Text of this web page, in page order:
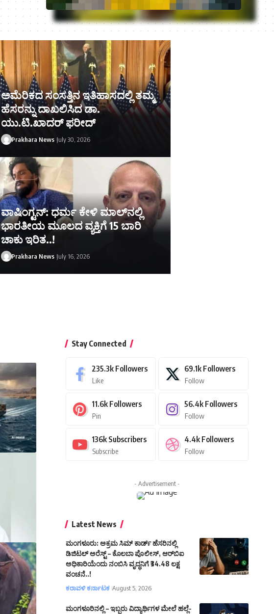
Prakhara News
ಅಮೆರಿಕದ ಸಂಸತ್ತಿನ ಇತಿಹಾಸದಲ್ಲಿ ತಮ್ಮ
ಹೆಸರನ್ನು ದಾಖಲಿಸಿದ ಡಾ.
ಯು.ಟಿ.ಖಾದರ್ ಫರೀದ್
Prakhara News July 30, 2026
ವಾಷಿಂಗ್ಟನ್: ಧರ್ಮ ಕೇಳಿ ಮಾಲ್‌ನಲ್ಲಿ
ಭಾರತೀಯ ಮೂಲದ ವ್ಯಕ್ತಿಗೆ 15 ಬಾರಿ
ಚಾಕು ಇರಿತ..!
Prakhara News July 16, 2026
Stay Connected
235.3k Followers
Like
69.1k Followers
Follow
11.6k Followers
Pin
56.4k Followers
Follow
136k Subscribers
Subscribe
4.4k Followers
Follow
- Advertisement -
Latest News
ಮಂಗಳೂರು: ಅಕ್ರಮ ಸಿಮ್ ಕಾರ್ಡ್ ಹೆಸರಿನಲ್ಲಿ
ಡಿಜಿಟಲ್ ಅರೆಸ್ಟ್ – ಕೊಲಬಾ ಪೊಲೀಸ್, ಆರ್‌ಬಿಐ
ಅಧಿಕಾರಿಯೆಂದು ನಂಬಿಸಿ ವೃದ್ಧನಿಗೆ ₹34.48 ಲಕ್ಷ
ವಂಚನೆ..!
ಕರಾವಳಿ ಕರ್ನಾಟಕ August 5, 2026
ಮಂಗಳೂರಿನಲ್ಲಿ – ಇಬ್ಬರು ವಿದ್ಯಾರ್ಥಿಗಳ ಮೇಲೆ ಹಲ್ಲೆ-